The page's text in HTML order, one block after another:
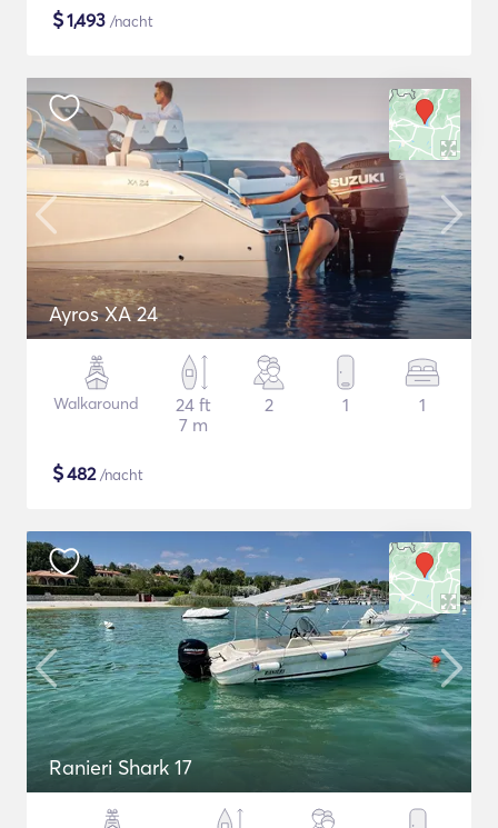
$1,493 /nacht
Ayros XA 24
Walkaround
24 ft
7 m
2 1 1
$482/nacht
Ranieri Shark 17